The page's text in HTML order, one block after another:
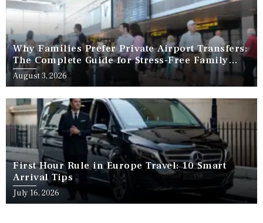
Why Families Prefer Private Airport Transfers:
The Complete Guide for Stress-Free Family
Travel
August 3, 2026
First Hour Rule in Europe Travel: 10 Smart
Arrival Tips
July 16, 2026